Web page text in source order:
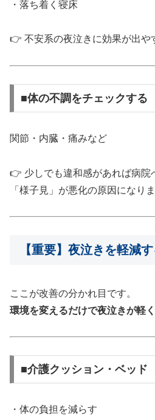
・落ち着く寝床
👉 不安系の夜泣きに効果が出や
■体の不調をチェックする
関節・内臓・痛みなど
👉 少しでも違和感があれば病院
「様子見」が悪化の原因になり
【重要】夜泣きを軽減
ここが改善の分かれ目です。
環境を変えるだけで夜泣きが軽
■介護クッション・ベッド
・体の負担を減らす